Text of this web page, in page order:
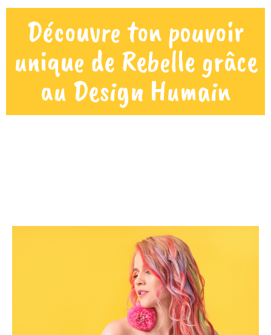
Découvre ton pouvoir
unique de Rebelle grâce
au Design Humain